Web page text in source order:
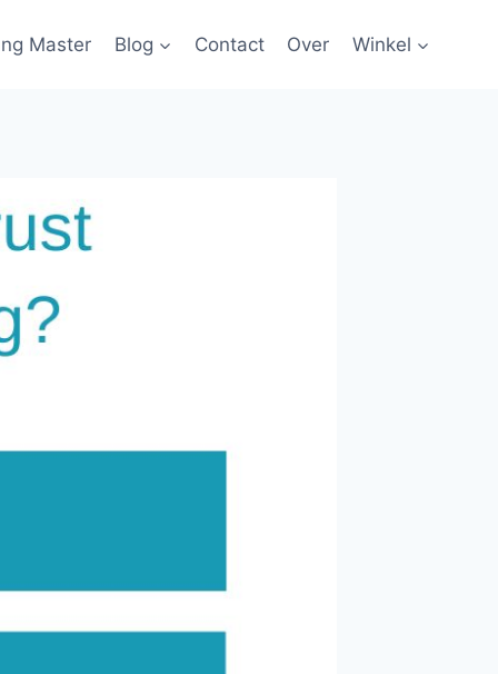
Master Blog Contact Over Winkel